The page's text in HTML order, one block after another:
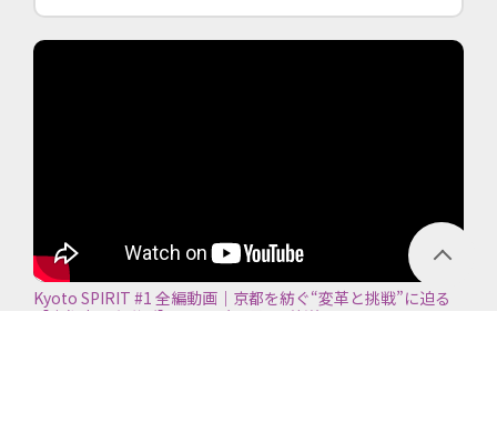
Kyoto SPIRIT #1 全編動画｜京都を紡ぐ“変革と挑戦”に迫る
【京都商工会議所】＜2026年7月5日放送＞